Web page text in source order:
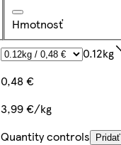
Hmotnosť
0.12kg
0,48 €
3,99 €/kg
Quantity controls Pridať